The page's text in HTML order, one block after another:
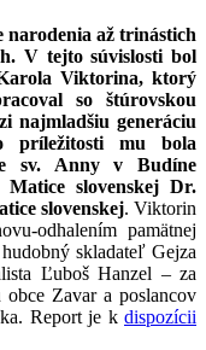
až trinástich
V tejto súvislosti bol
Viktorina, ktorý
so štúrovskou
najmladšiu generáciu
príležitosti mu bola
sv. Anny v Budíne
slovenskej Dr.
slovenskej. Viktorin
odhalením pamätnej
skladateľ Gejza
Ľuboš Hanzel – za
obce Zavar a poslancov
Report je k dispozícii